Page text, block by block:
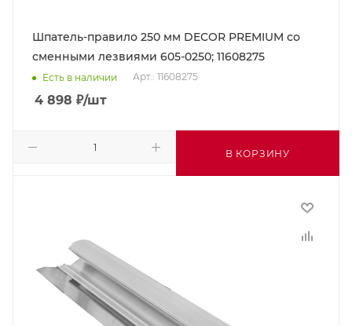
Шпатель-правило 250 мм DECOR PREMIUM со
сменными лезвиями 605-0250; 11608275
Есть в наличии Арт.: 11608275
4 898 ₽/шт
В КОРЗИНУ